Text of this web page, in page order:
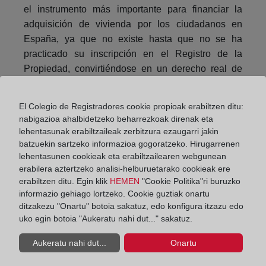
el instrumento más importante para financiar la
adquisición de vivienda por los ciudadanos en
España, ya que no existe hasta que no se ha
practicado su inscripción en el Registro de la
Propiedad, convirtiéndose en un derecho real de
Compartir:
El Colegio de Registradores inicia una campaña
El Colegio de Registradores cookie propioak erabiltzen ditu:
nabigazioa ahalbidetzeko beharrezkoak direnak eta
lehentasunak erabiltzaileak zerbitzura ezaugarri jakin
batzuekin sartzeko informazioa gogoratzeko. Hirugarrenen
lehentasunen cookieak eta erabiltzailearen webgunean
erabilera aztertzeko analisi-helburuetarako cookieak ere
erabiltzen ditu. Egin klik HEMEN "Cookie Politika"ri buruzko
informazio gehiago lortzeko. Cookie guztiak onartu
ditzakezu "Onartu" botoia sakatuz, edo konfigura itzazu edo
uko egin botoia "Aukeratu nahi dut..." sakatuz.
Aukeratu nahi dut... Onartu